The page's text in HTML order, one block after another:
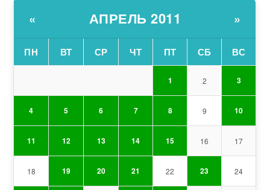
« АПРЕЛЬ 2011 »
ПН ВТ СР ЧТ ПТ СБ ВС
1 2 3
4 5 6 7 8 9 10
11 12 13 14 15 16 17
18 19 20 21 22 23 24